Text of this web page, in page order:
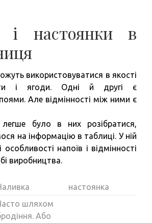
і настоянки в
використовуватися в якості
і ягоди. Одні й другі є
Але відмінності між ними є
було в них розібратися,
на інформацію в таблиці. У ній
особливості напоїв і відмінності
виробництва.
настоянка
шляхом
Або